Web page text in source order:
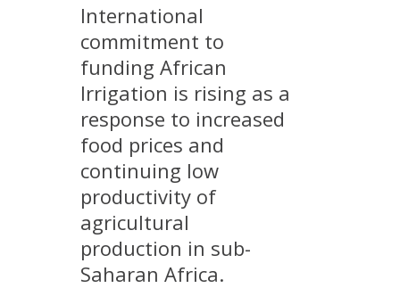
SÉMINAIRES RÉGULIERS
FORMATION
MASTER
INGÉNIEUR
FORMATION CONTINUE
FORMATION DOCTORALE
PRODUCTION
MÉTHODES ET OUTILS
International
commitment to
funding African
Irrigation is rising as a
response to increased
food prices and
continuing low
productivity of
agricultural
production in sub-
Saharan Africa.